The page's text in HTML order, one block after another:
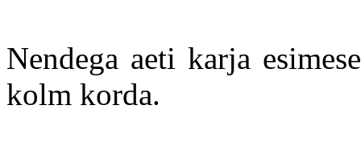
Nendega aeti karja
kolm korda.